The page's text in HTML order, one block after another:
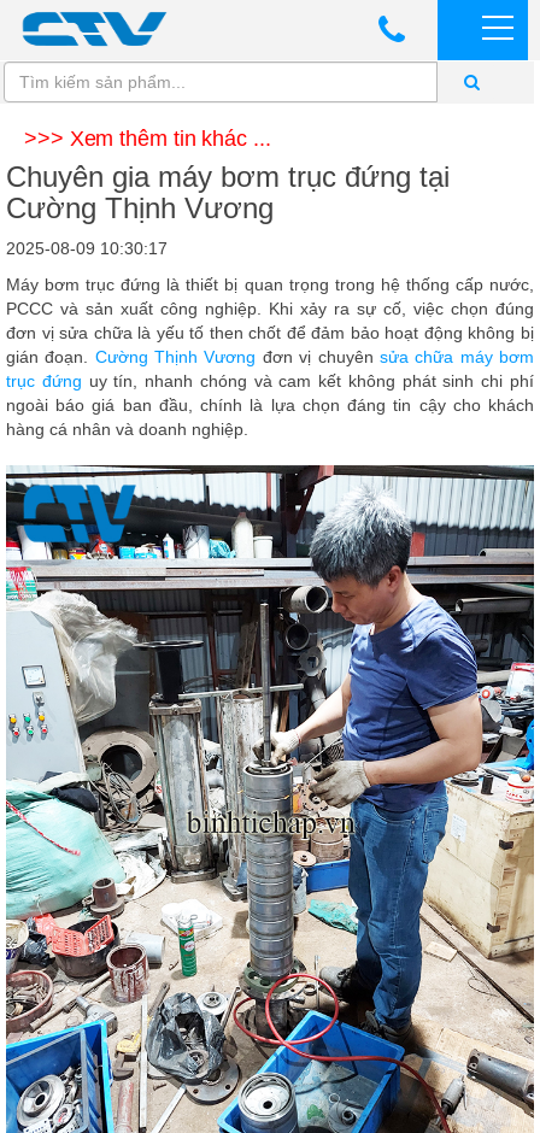
>>> Xem thêm tin khác ...
Chuyên gia máy bơm trục đứng tại
Cường Thịnh Vương
2025-08-09 10:30:17
Máy bơm trục đứng là thiết bị quan trọng trong hệ thống cấp nước,
PCCC và sản xuất công nghiệp. Khi xảy ra sự cố, việc chọn đúng
đơn vị sửa chữa là yếu tố then chốt để đảm bảo hoạt động không bị
gián đoạn. Cường Thịnh Vương đơn vị chuyên sửa chữa máy bơm
trục đứng uy tín, nhanh chóng và cam kết không phát sinh chi phí
ngoài báo giá ban đầu, chính là lựa chọn đáng tin cậy cho khách
hàng cá nhân và doanh nghiệp.